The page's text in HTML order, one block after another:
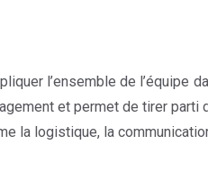
l’ensemble de l’équipe
et permet de tirer
la logistique, la